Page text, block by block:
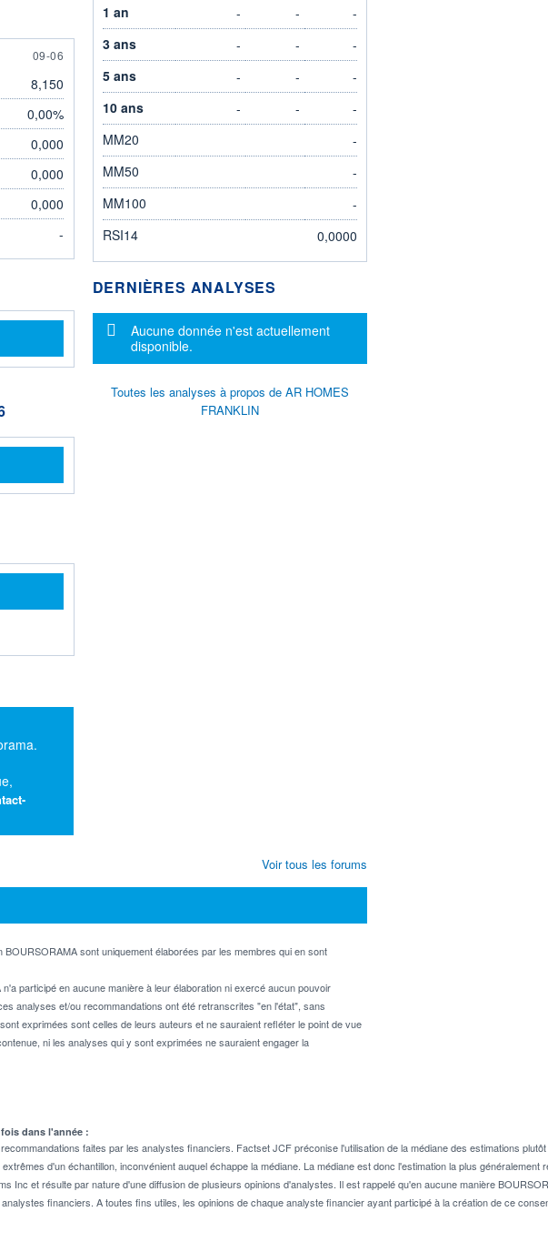
9 JUNE
09-06
8,150
0,00%
0,000
0,000
0,000
-
1 an
- -
-
3 ans
- -
-
5 ans
- -
-
10 ans
- -
-
MM20
-
MM50
-
MM100
-
RSI14
0,0000
DERNIÈRES ANALYSES
Message d'information
Aucune donnée n'est actuellement
disponible.
Toutes les analyses à propos de AR HOMES
FRANKLIN
sont uniquement élaborées par les membres qui en sont
participé en aucune manière à leur élaboration ni exercé aucun pouvoir
analyses et/ou recommandations ont été retranscrites "en l'état", sans
exprimées sont celles de leurs auteurs et ne sauraient refléter le point de vue
ni les analyses qui y sont exprimées ne sauraient engager la
Voir tous les forums
dans l'année :
faites par les analystes financiers. Factset JCF préconise l'utilisation de la médiane des estimations
d'un échantillon, inconvénient auquel échappe la médiane. La médiane est donc l'estimation la plus généralement
Inc et résulte par nature d'une diffusion de plusieurs opinions d'analystes. Il est rappelé qu'en aucune manière
financiers. A toutes fins utiles, les opinions de chaque analyste financier ayant participé à la création de ce